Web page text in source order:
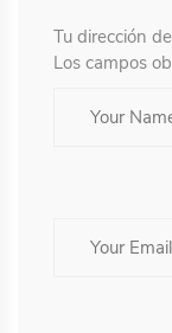
Tu dirección
Los campos